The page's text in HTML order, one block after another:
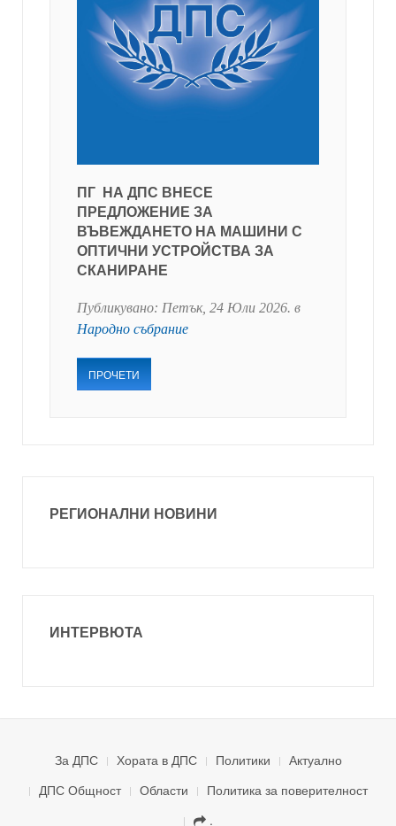
ПГ НА ДПС ВНЕСЕ
ПРЕДЛОЖЕНИЕ ЗА
ВЪВЕЖДАНЕТО НА МАШИНИ С
ОПТИЧНИ УСТРОЙСТВА ЗА
СКАНИРАНЕ
Публикувано: Петък, 24 Юли 2026. в
Народно събрание
ПРОЧЕТИ
РЕГИОНАЛНИ НОВИНИ
ИНТЕРВЮТА
За ДПС Хората в ДПС Политики
Актуално
ДПС Общност
Области
Политика за поверителност
.